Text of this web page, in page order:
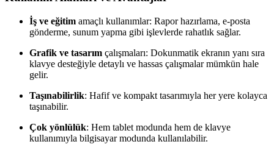
İş ve eğitim amaçlı kullanımlar: Rapor hazırlama, e-posta
gönderme, sunum yapma gibi işlevlerde rahatlık sağlar.
Grafik ve tasarım çalışmaları: Dokunmatik ekranın yanı sıra
klavye desteğiyle detaylı ve hassas çalışmalar mümkün hale
gelir.
Taşınabilirlik: Hafif ve kompakt tasarımıyla her yere kolayca
taşınabilir.
Çok yönlülük: Hem tablet modunda hem de klavye
kullanımıyla bilgisayar modunda kullanılabilir.